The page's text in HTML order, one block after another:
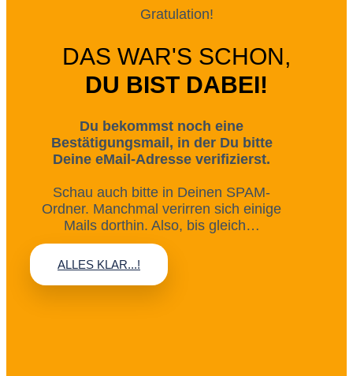
Gratulation!
DAS WAR'S SCHON,
DU BIST DABEI!
Du bekommst noch eine
Bestätigungsmail, in der Du bitte
Deine eMail-Adresse verifizierst.
Schau auch bitte in Deinen SPAM-
Ordner. Manchmal verirren sich einige
Mails dorthin. Also, bis gleich…
ALLES KLAR...!